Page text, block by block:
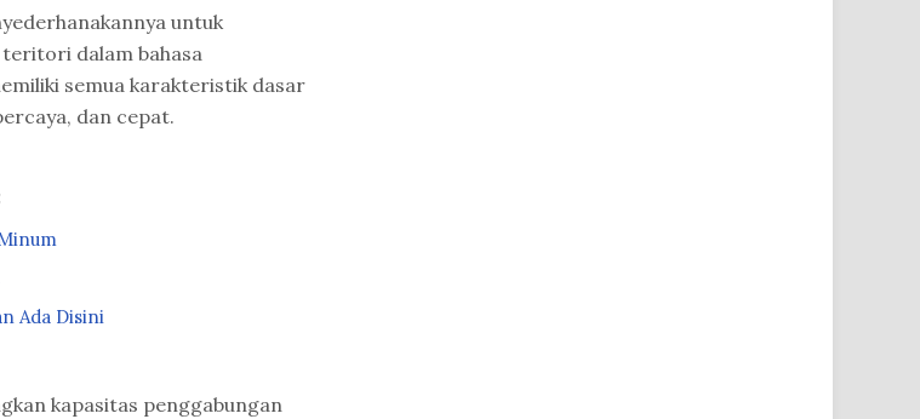
untuk
dalam bahasa
semua karakteristik dasar
dan cepat.
Ada Disini
kapasitas penggabungan